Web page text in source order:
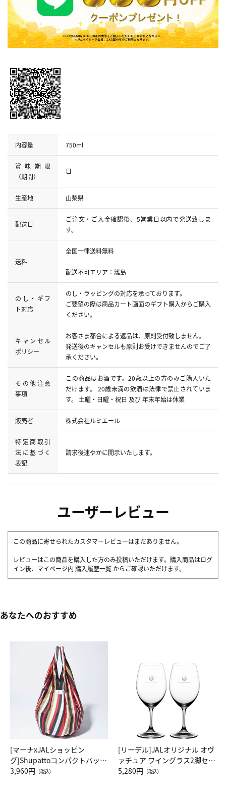
内容量 750ml
賞味期限
（期間）
日
生産地 山梨県
配送日
ご注文・ご入金確認後、5営業日以内で発送致しま
す。
送料
全国一律送料無料
配送不可エリア：離島
のし・ギフ
ト対応
のし・ラッピングの対応を承っております。
ご要望の際は商品カート画面のギフト購入からご購入
ください。
キャンセル
ポリシー
お客さま都合による返品は、原則受付致しません。
発送後のキャンセルも原則お受けできませんのでご了
承ください。
その他注意
事項
この商品はお酒です。20歳以上の方のみご購入いた
だけます。 20歳未満の飲酒は法律で禁止されていま
す。 土曜・日曜・祝日 及び 年末年始は休業
販売者 株式会社ルミエール
特定商取引
法に基づく
表記
請求後速やかに開示いたします。
ユーザーレビュー
この商品に寄せられたカスタマーレビューはまだありません。
レビューはこの商品を購入した方のみ投稿いただけます。購入商品はログ
イン後、マイページ内 購入履歴一覧 からご確認いただけます。
あなたへのおすすめ
[マーナxJALショッピン
グ]Shupattoコンパクトバッグ
Drop JAL客室乗務員（LC）ス
3,960円 （税込）
[リーデル]JALオリジナル オヴ
ァチュア ワイングラス2脚セッ
ト（レッドワイン）
5,280円 （税込）